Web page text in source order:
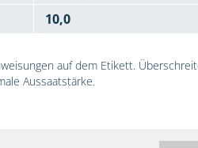
10,0
auf dem Etikett.
Aussaatstärke.